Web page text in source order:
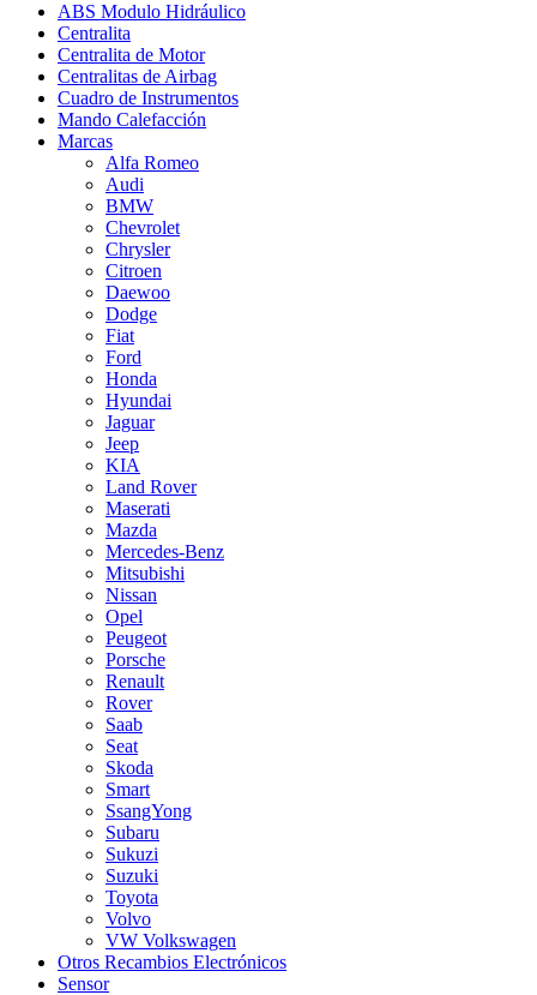
ABS Modulo Hidráulico
Centralita
Centralita de Motor
Centralitas de Airbag
Cuadro de Instrumentos
Mando Calefacción
Marcas
Alfa Romeo
Audi
BMW
Chevrolet
Chrysler
Citroen
Daewoo
Dodge
Fiat
Ford
Honda
Hyundai
Jaguar
Jeep
KIA
Land Rover
Maserati
Mazda
Mercedes-Benz
Mitsubishi
Nissan
Opel
Peugeot
Porsche
Renault
Rover
Saab
Seat
Skoda
Smart
SsangYong
Subaru
Sukuzi
Suzuki
Toyota
Volvo
VW Volkswagen
Otros Recambios Electrónicos
Sensor